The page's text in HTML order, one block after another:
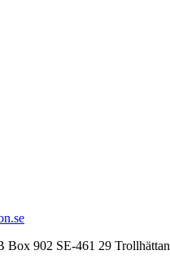
Box 902 SE-461 29 Trollhättan